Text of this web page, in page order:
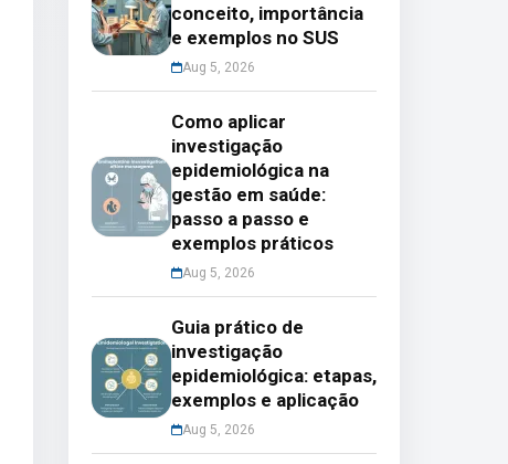
conceito, importância
e exemplos no SUS
Aug 5, 2026
Como aplicar
investigação
epidemiológica na
gestão em saúde:
passo a passo e
exemplos práticos
Aug 5, 2026
Guia prático de
investigação
epidemiológica: etapas,
exemplos e aplicação
Aug 5, 2026